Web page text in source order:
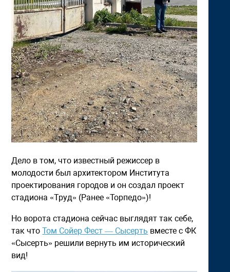
Дело в том, что известный режиссер в
молодости был архитектором Института
проектирования городов и он создал проект
стадиона «Труд» (Ранее «Торпедо»)!
Но ворота стадиона сейчас выглядят так себе,
так чтоТом Сойер Фест — Сысерть вместе с ФК
«Сысерть» решили вернуть им исторический
вид!